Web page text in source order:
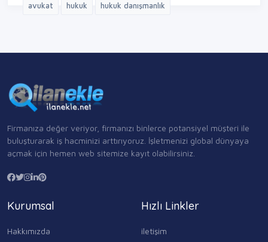
avukat hukuk hukuk danışmanlık
Firmanıza değer veriyor, firmanızı binlerce potansiyel müşteri ile
buluşturarak iş hacminizi arttırıyoruz. İşletmenizi global dünyaya
açmak için hemen web sitemize kayıt olabilirsiniz.
Kurumsal
Hakkımızda
Hızlı Linkler
iletişim